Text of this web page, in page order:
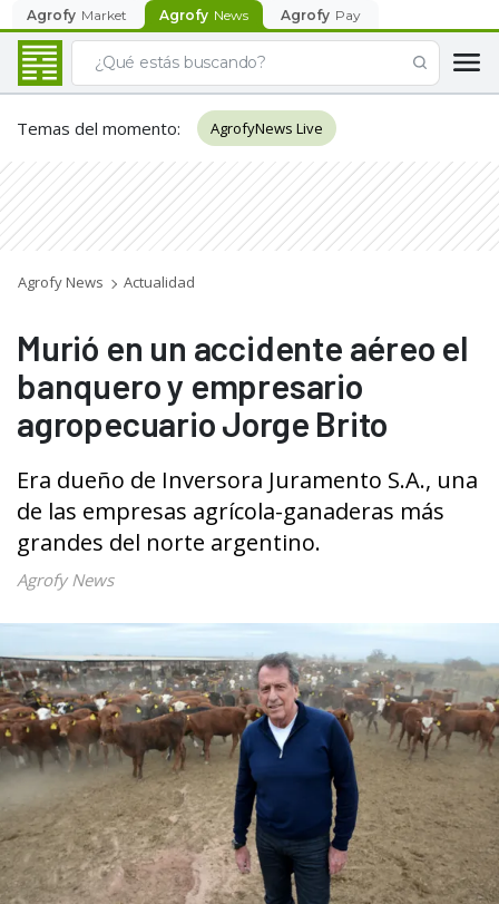
Agrofy Market Agrofy News Agrofy Pay
Temas del momento: AgrofyNews Live
Agrofy News Actualidad
Murió en un accidente aéreo el
banquero y empresario
agropecuario Jorge Brito
Era dueño de Inversora Juramento S.A., una
de las empresas agrícola-ganaderas más
grandes del norte argentino.
Agrofy News